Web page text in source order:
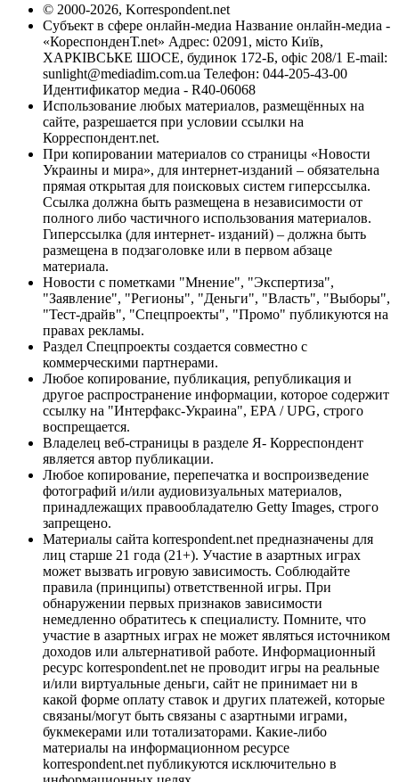
© 2000-2026, Korrespondent.net
Субъект в сфере онлайн-медиа Название онлайн-медиа -
«КореспонденТ.net» Адрес: 02091, місто Київ,
ХАРКІВСЬКЕ ШОСЕ, будинок 172-Б, офіс 208/1 E-mail:
sunlight@mediadim.com.ua Телефон: 044-205-43-00
Идентификатор медиа - R40-06068
Использование любых материалов, размещённых на
сайте, разрешается при условии ссылки на
Корреспондент.net.
При копировании материалов со страницы «Новости
Украины и мира», для интернет-изданий – обязательна
прямая открытая для поисковых систем гиперссылка.
Ссылка должна быть размещена в независимости от
полного либо частичного использования материалов.
Гиперссылка (для интернет- изданий) – должна быть
размещена в подзаголовке или в первом абзаце
материала.
Новости с пометками "Мнение", "Экспертиза",
"Заявление", "Регионы", "Деньги", "Власть", "Выборы",
"Тест-драйв", "Спецпроекты", "Промо" публикуются на
правах рекламы.
Раздел Спецпроекты создается совместно с
коммерческими партнерами.
Любое копирование, публикация, републикация и
другое распространение информации, которое содержит
ссылку на "Интерфакс-Украина", EPA / UPG, строго
воспрещается.
Владелец веб-страницы в разделе Я- Корреспондент
является автор публикации.
Любое копирование, перепечатка и воспроизведение
фотографий и/или аудиовизуальных материалов,
принадлежащих правообладателю Getty Images, строго
запрещено.
Материалы сайта korrespondent.net предназначены для
лиц старше 21 года (21+). Участие в азартных играх
может вызвать игровую зависимость. Соблюдайте
правила (принципы) ответственной игры. При
обнаружении первых признаков зависимости
немедленно обратитесь к специалисту. Помните, что
участие в азартных играх не может являться источником
доходов или альтернативой работе. Информационный
ресурс korrespondent.net не проводит игры на реальные
и/или виртуальные деньги, сайт не принимает ни в
какой форме оплату ставок и других платежей, которые
связаны/могут быть связаны с азартными играми,
букмекерами или тотализаторами. Какие-либо
материалы на информационном ресурсе
korrespondent.net публикуются исключительно в